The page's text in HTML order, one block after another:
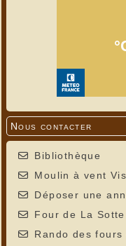
Nous contacter
Bibliothèque
Moulin à vent
Déposer une
Four de La Sotte
Rando des